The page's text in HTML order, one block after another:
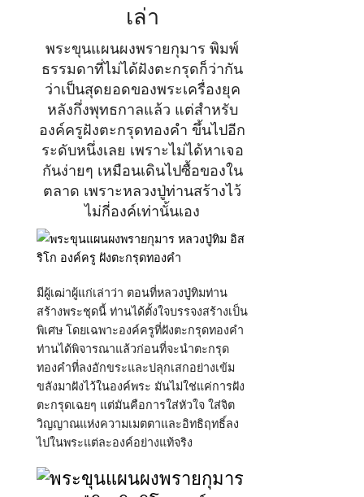
เล่า
พระขุนแผนผงพรายกุมาร พิมพ์
ธรรมดาที่ไม่ได้ฝังตะกรุดก็ว่ากัน
ว่าเป็นสุดยอดของพระเครื่องยุค
หลังกึ่งพุทธกาลแล้ว แต่สำหรับ
องค์ครูฝังตะกรุดทองคำ ขึ้นไปอีก
ระดับหนึ่งเลย เพราะไม่ได้หาเจอ
กันง่ายๆ เหมือนเดินไปซื้อของใน
ตลาด เพราะหลวงปู่ท่านสร้างไว้
ไม่กี่องค์เท่านั้นเอง
มีผู้เฒ่าผู้แก่เล่าว่า ตอนที่หลวงปู่ทิมท่าน
สร้างพระชุดนี้ ท่านได้ตั้งใจบรรจงสร้างเป็น
พิเศษ โดยเฉพาะองค์ครูที่ฝังตะกรุดทองคำ
ท่านได้พิจารณาแล้วก่อนที่จะนำตะกรุด
ทองคำที่ลงอักขระและปลุกเสกอย่างเข้ม
ขลังมาฝังไว้ในองค์พระ มันไม่ใช่แค่การฝัง
ตะกรุดเฉยๆ แต่มันคือการใส่หัวใจ ใส่จิต
วิญญาณแห่งความเมตตาและอิทธิฤทธิ์ลง
ไปในพระแต่ละองค์อย่างแท้จริง